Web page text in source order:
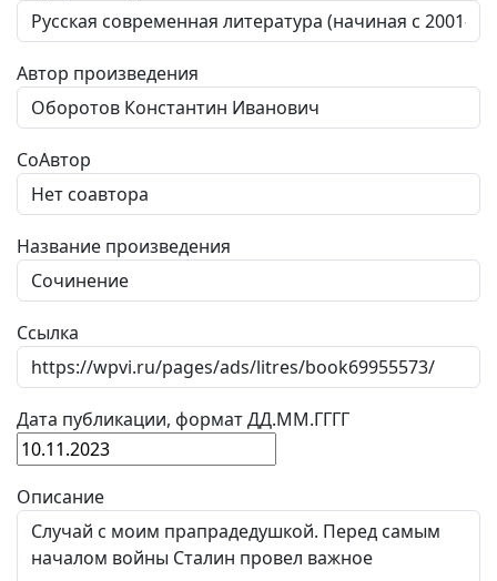
Автор произведения
СоАвтор
Название произведения
Ссылка
Дата публикации, формат ДД.ММ.ГГГГ
Описание